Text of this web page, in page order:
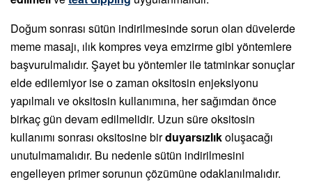
Doğum sonrası sütün indirilmesinde sorun olan düvelerde
meme masajı, ılık kompres veya emzirme gibi yöntemlere
başvurulmalıdır. Şayet bu yöntemler ile tatminkar sonuçlar
elde edilemiyor ise o zaman oksitosin enjeksiyonu
yapılmalı ve oksitosin kullanımına, her sağımdan önce
birkaç gün devam edilmelidir. Uzun süre oksitosin
kullanımı sonrası oksitosine birduyarsızlıkoluşacağı
unutulmamalıdır. Bu nedenle sütün indirilmesini
engelleyen primer sorunun çözümüne odaklanılmalıdır.